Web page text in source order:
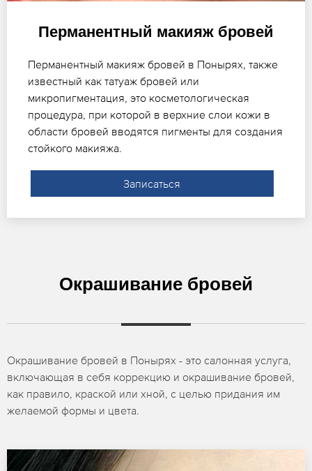
Перманентный макияж бровей
Перманентный макияж бровей в Понырях, также
известный как татуаж бровей или
микропигментация, это косметологическая
процедура, при которой в верхние слои кожи в
области бровей вводятся пигменты для создания
стойкого макияжа.
Записаться
Окрашивание бровей
Окрашивание бровей в Понырях - это салонная услуга,
включающая в себя коррекцию и окрашивание бровей,
как правило, краской или хной, с целью придания им
желаемой формы и цвета.